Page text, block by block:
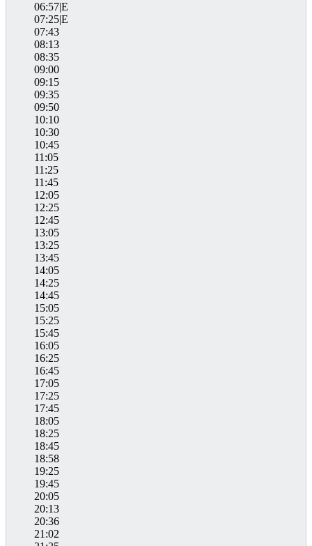
06:57|E
07:25|E
07:43
08:13
08:35
09:00
09:15
09:35
09:50
10:10
10:30
10:45
11:05
11:25
11:45
12:05
12:25
12:45
13:05
13:25
13:45
14:05
14:25
14:45
15:05
15:25
15:45
16:05
16:25
16:45
17:05
17:25
17:45
18:05
18:25
18:45
18:58
19:25
19:45
20:05
20:13
20:36
21:02